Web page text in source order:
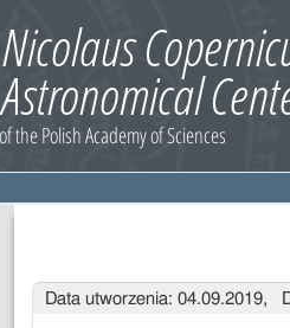
Wpisy
Data utworzenia: 04.09.2019,